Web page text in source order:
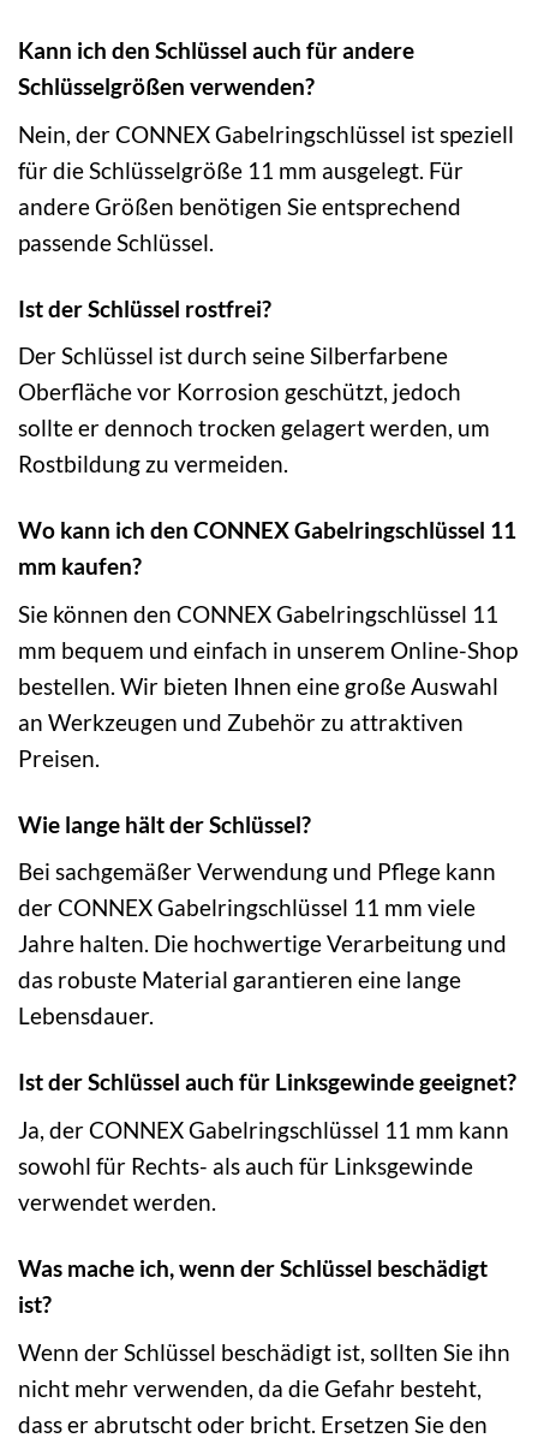
Kann ich den Schlüssel auch für andere
Schlüsselgrößen verwenden?
Nein, der CONNEX Gabelringschlüssel ist speziell
für die Schlüsselgröße 11 mm ausgelegt. Für
andere Größen benötigen Sie entsprechend
passende Schlüssel.
Ist der Schlüssel rostfrei?
Der Schlüssel ist durch seine Silberfarbene
Oberfläche vor Korrosion geschützt, jedoch
sollte er dennoch trocken gelagert werden, um
Rostbildung zu vermeiden.
Wo kann ich den CONNEX Gabelringschlüssel 11
mm kaufen?
Sie können den CONNEX Gabelringschlüssel 11
mm bequem und einfach in unserem Online-Shop
bestellen. Wir bieten Ihnen eine große Auswahl
an Werkzeugen und Zubehör zu attraktiven
Preisen.
Wie lange hält der Schlüssel?
Bei sachgemäßer Verwendung und Pflege kann
der CONNEX Gabelringschlüssel 11 mm viele
Jahre halten. Die hochwertige Verarbeitung und
das robuste Material garantieren eine lange
Lebensdauer.
Ist der Schlüssel auch für Linksgewinde geeignet?
Ja, der CONNEX Gabelringschlüssel 11 mm kann
sowohl für Rechts- als auch für Linksgewinde
verwendet werden.
Was mache ich, wenn der Schlüssel beschädigt
ist?
Wenn der Schlüssel beschädigt ist, sollten Sie ihn
nicht mehr verwenden, da die Gefahr besteht,
dass er abrutscht oder bricht. Ersetzen Sie den